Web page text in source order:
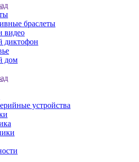
браслеты
видео
диктофон
дом
устройства